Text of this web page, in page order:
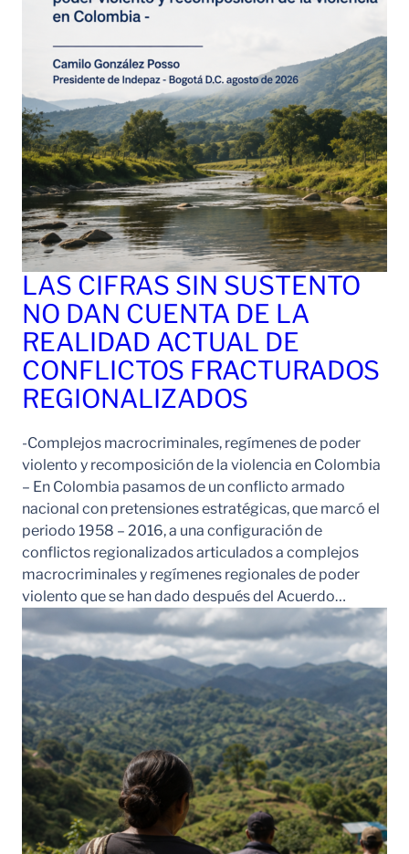
LAS CIFRAS SIN SUSTENTO
NO DAN CUENTA DE LA
REALIDAD ACTUAL DE
CONFLICTOS FRACTURADOS
REGIONALIZADOS
-Complejos macrocriminales, regímenes de poder
violento y recomposición de la violencia en Colombia
– En Colombia pasamos de un conflicto armado
nacional con pretensiones estratégicas, que marcó el
periodo 1958 – 2016, a una configuración de
conflictos regionalizados articulados a complejos
macrocriminales y regímenes regionales de poder
violento que se han dado después del Acuerdo…